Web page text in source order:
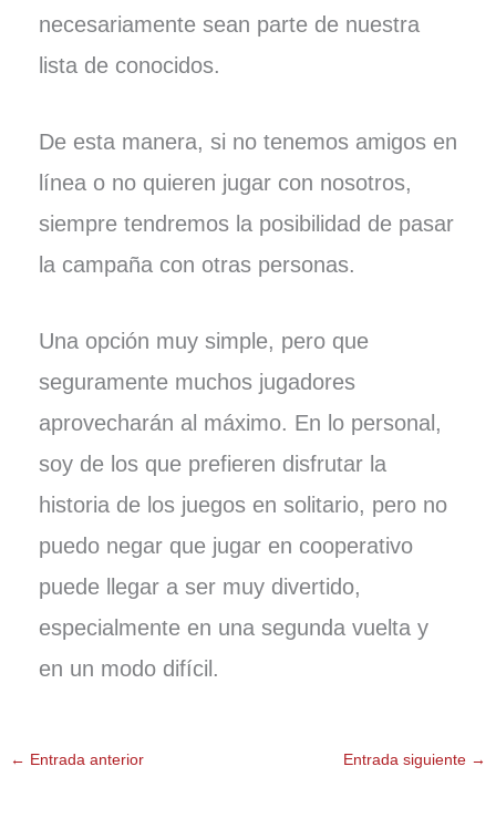
necesariamente sean parte de nuestra
lista de conocidos.
De esta manera, si no tenemos amigos en
línea o no quieren jugar con nosotros,
siempre tendremos la posibilidad de pasar
la campaña con otras personas.
Una opción muy simple, pero que
seguramente muchos jugadores
aprovecharán al máximo. En lo personal,
soy de los que prefieren disfrutar la
historia de los juegos en solitario, pero no
puedo negar que jugar en cooperativo
puede llegar a ser muy divertido,
especialmente en una segunda vuelta y
en un modo difícil.
← Entrada anterior Entrada siguiente →